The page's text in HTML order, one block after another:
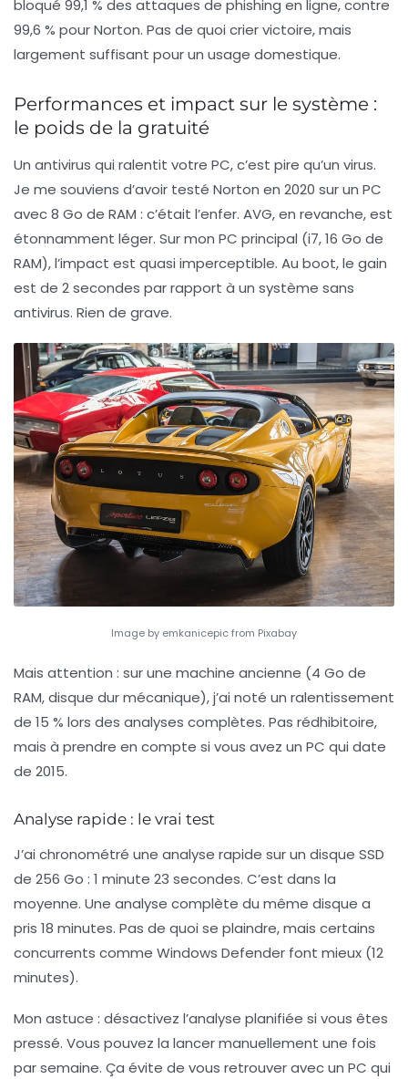
bloqué 99,1 % des attaques de phishing en ligne, contre
99,6 % pour Norton. Pas de quoi crier victoire, mais
largement suffisant pour un usage domestique.
Performances et impact sur le système :
le poids de la gratuité
Un antivirus qui ralentit votre PC, c’est pire qu’un virus.
Je me souviens d’avoir testé Norton en 2020 sur un PC
avec 8 Go de RAM : c’était l’enfer. AVG, en revanche, est
étonnamment léger. Sur mon PC principal (i7, 16 Go de
RAM), l’impact est quasi imperceptible. Au boot, le gain
est de 2 secondes par rapport à un système sans
antivirus. Rien de grave.
Image by emkanicepic from Pixabay
Mais attention : sur une machine ancienne (4 Go de
RAM, disque dur mécanique), j’ai noté un ralentissement
de 15 % lors des analyses complètes. Pas rédhibitoire,
mais à prendre en compte si vous avez un PC qui date
de 2015.
Analyse rapide : le vrai test
J’ai chronométré une analyse rapide sur un disque SSD
de 256 Go : 1 minute 23 secondes. C’est dans la
moyenne. Une analyse complète du même disque a
pris 18 minutes. Pas de quoi se plaindre, mais certains
concurrents comme Windows Defender font mieux (12
minutes).
Mon astuce : désactivez l’analyse planifiée si vous êtes
pressé. Vous pouvez la lancer manuellement une fois
par semaine. Ça évite de vous retrouver avec un PC qui